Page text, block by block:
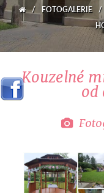
/ FOTOGALERIE /
Kouzelné
od